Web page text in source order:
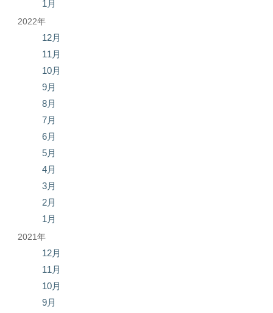
1月
2022年
12月
11月
10月
9月
8月
7月
6月
5月
4月
3月
2月
1月
2021年
12月
11月
10月
9月